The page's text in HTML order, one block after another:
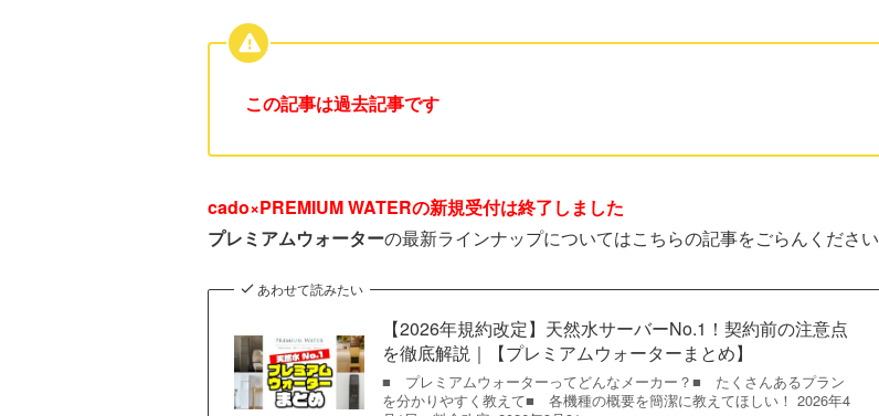
この記事は過去記事です
cado×PREMIUM WATERの新規受付は終了しました
プレミアムウォーターの最新ラインナップについてはこちらの記事をごらんください
あわせて読みたい
【2026年規約改定】天然水サーバーNo.1！契約前の注意点
を徹底解説｜【プレミアムウォーターまとめ】
■ プレミアムウォーターってどんなメーカー？■ たくさんあるプラン
を分かりやすく教えて■ 各機種の概要を簡潔に教えてほしい！ 2026年4